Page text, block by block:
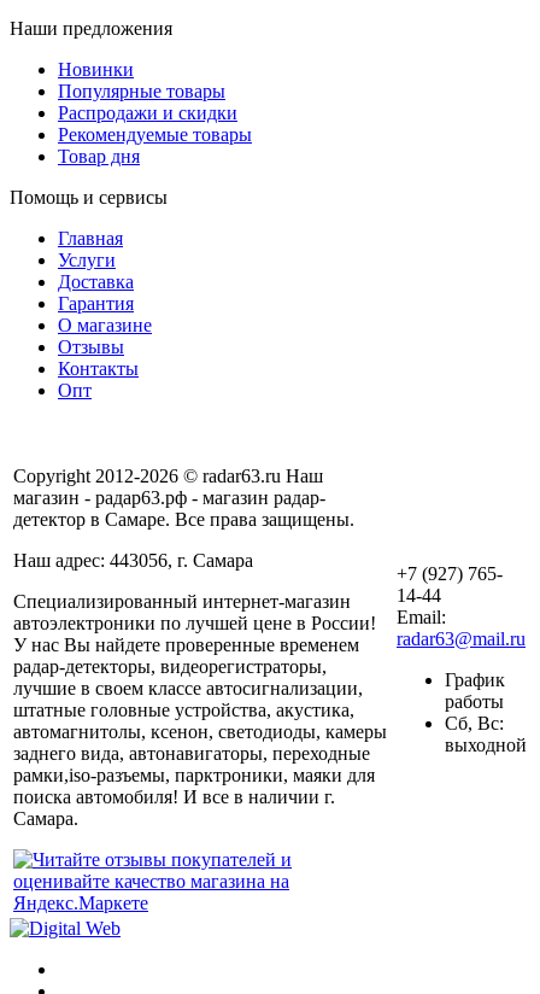
Наши предложения
Новинки
Популярные товары
Распродажи и скидки
Рекомендуемые товары
Товар дня
Помощь и сервисы
Главная
Услуги
Доставка
Гарантия
О магазине
Отзывы
Контакты
Опт
Copyright 2012-2026 © radar63.ru Наш
магазин - радар63.рф - магазин радар-
детектор в Самаре. Все права защищены.
Наш адрес: 443056, г. Самара
Специализированный интернет-магазин
автоэлектроники по лучшей цене в России!
У нас Вы найдете проверенные временем
радар-детекторы, видеорегистраторы,
лучшие в своем классе автосигнализации,
штатные головные устройства, акустика,
автомагнитолы, ксенон, светодиоды, камеры
заднего вида, автонавигаторы, переходные
рамки,iso-разъемы, парктроники, маяки для
поиска автомобиля! И все в наличии г.
Самара.
+7 (927) 765-
14-44
Email:
radar63@mail.ru
График
работы
Сб, Вс:
выходной